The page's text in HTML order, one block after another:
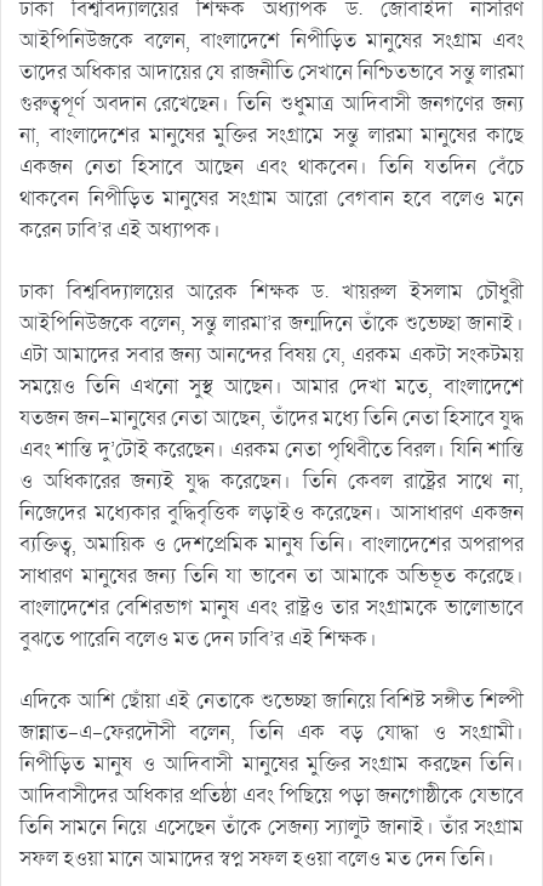
ঢাকা বিশ্ববিদ্যালয়ের শিক্ষক অধ্যাপক ড. জোবাইদা নাসরিণ
আইপিনিউজকে বলেন, বাংলাদেশে নিপীড়িত মানুষের সংগ্রাম এবং
তাদের অধিকার আদায়ের যে রাজনীতি সেখানে নিশ্চিতভাবে সন্তু লারমা
গুরুত্বপূর্ণ অবদান রেখেছেন। তিনি শুধুমাত্র আদিবাসী জনগণের জন্য
না, বাংলাদেশের মানুষের মুক্তির সংগ্রামে সন্তু লারমা মানুষের কাছে
একজন নেতা হিসাবে আছেন এবং থাকবেন। তিনি যতদিন বেঁচে
থাকবেন নিপীড়িত মানুষের সংগ্রাম আরো বেগবান হবে বলেও মনে
করেন ঢাবি’র এই অধ্যাপক।
ঢাকা বিশ্ববিদ্যালয়ের আরেক শিক্ষক ড. খায়রুল ইসলাম চৌধুরী
আইপিনিউজকে বলেন, সন্তু লারমা’র জন্মদিনে তাঁকে শুভেচ্ছা জানাই।
এটা আমাদের সবার জন্য আনন্দের বিষয় যে, এরকম একটা সংকটময়
সময়েও তিনি এখনো সুস্থ আছেন। আমার দেখা মতে, বাংলাদেশে
যতজন জন-মানুষের নেতা আছেন, তাঁদের মধ্যে তিনি নেতা হিসাবে যুদ্ধ
এবং শান্তি দু’টোই করেছেন। এরকম নেতা পৃথিবীতে বিরল। যিনি শান্তি
ও অধিকারের জন্যই যুদ্ধ করেছেন। তিনি কেবল রাষ্ট্রের সাথে না,
নিজেদের মধ্যেকার বুদ্ধিবৃ্ত্তিক লড়াইও করেছেন। আসাধারণ একজন
ব্যক্তিত্ব, অমায়িক ও দেশপ্রেমিক মানুষ তিনি। বাংলাদেশের অপরাপর
সাধারণ মানুষের জন্য তিনি যা ভাবেন তা আমাকে অভিভূত করেছে।
বাংলাদেশের বেশিরভাগ মানুষ এবং রাষ্ট্রও তার সংগ্রামকে ভালোভাবে
বুঝতে পারেনি বলেও মত দেন ঢাবি’র এই শিক্ষক।
এদিকে আশি ছোঁয়া এই নেতাকে শুভেচ্ছা জানিয়ে বিশিষ্ট সঙ্গীত শিল্পী
জান্নাত-এ-ফেরদৌসী বলেন, তিনি এক বড় যোদ্ধা ও সংগ্রামী।
নিপীড়িত মানুষ ও আদিবাসী মানুষের মুক্তির সংগ্রাম করছেন তিনি।
আদিবাসীদের অধিকার প্রতিষ্ঠা এবং পিছিয়ে পড়া জনগোষ্ঠীকে যেভাবে
তিনি সামনে নিয়ে এসেছেন তাঁকে সেজন্য স্যালুট জানাই। তাঁর সংগ্রাম
সফল হওয়া মানে আমাদের স্বপ্ন সফল হওয়া বলেও মত দেন তিনি।